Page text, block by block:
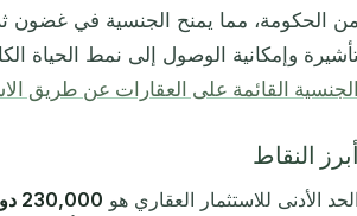
وإمكانية الوصول إلى نمط الحياة
القائمة على العقارات عن طريق
النقاط
الأدنى للاستثمار العقاري هو 230,000 دولار